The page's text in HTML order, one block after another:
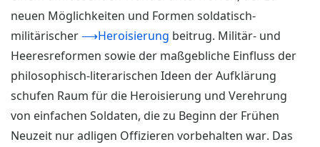
neuen Möglichkeiten und Formen soldatisch-
militärischer ⟶Heroisierung beitrug. Militär- und
Heeresreformen sowie der maßgebliche Einfluss der
philosophisch-literarischen Ideen der Aufklärung
schufen Raum für die Heroisierung und Verehrung
von einfachen Soldaten, die zu Beginn der Frühen
Neuzeit nur adligen Offizieren vorbehalten war. Das